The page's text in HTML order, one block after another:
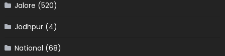
Jalore (520)
Jodhpur(4)
National (68)